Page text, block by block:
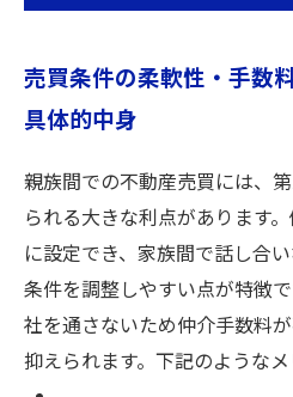
売買条件の柔軟性・手数
具体的中身
親族間での不動産売買には、
られる大きな利点があります
に設定でき、家族間で話し合
条件を調整しやすい点が特徴
社を通さないため仲介手数料
抑えられます。下記のようなメ